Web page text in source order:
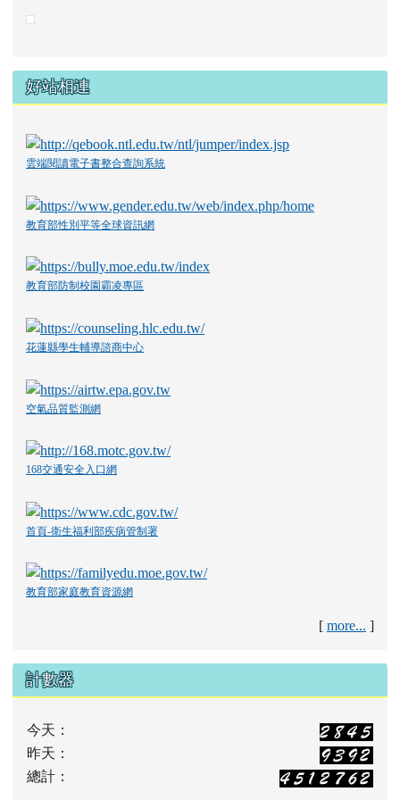
好站相連
雲端閱讀電子書整合查詢系統
教育部性別平等全球資訊網
教育部防制校園霸凌專區
花蓮縣學生輔導諮商中心
空氣品質監測網
168交通安全入口網
首頁-衛生福利部疾病管制署
教育部家庭教育資源網
[ more... ]
計數器
今天：
昨天：
總計：